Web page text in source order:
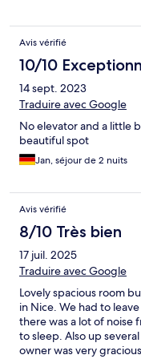
Avis vérifié
10/10
14 sept. 2023
Traduire avec Google
No elevator and a little
beautiful spot
Jan, séjour de 2 nuits
Avis vérifié
8/10 Très bien
17 juil. 2025
Traduire avec Google
Lovely spacious room
in Nice. We had to
there was a lot of noise
to sleep. Also up
owner was very